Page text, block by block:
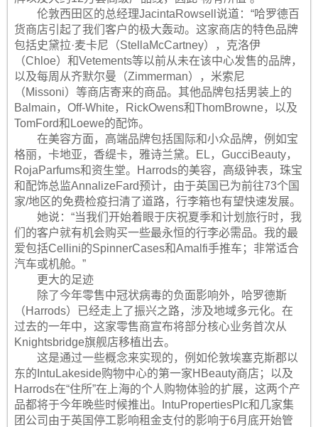
伦敦西田区的总经理JacintaRowsell说道：“哈罗德百
货商店引起了我们客户的极大轰动。这家商店的特色品牌
包括史黛拉·麦卡尼（StellaMcCartney），克洛伊
（Chloe）和Vetements等以前从未在该中心发售的品牌，
以及每周从齐默尔曼（Zimmerman），米索尼
（Missoni）等商店寄来的商品。其他品牌包括男装上的
Balmain，Off-White，RickOwens和ThomBrowne，以及
TomFord和Loewe的配饰。
在美容方面，高端品牌包括国际和小众品牌，例如宝
格丽，卡地亚，香缇卡，雅诗兰黛。EL，GucciBeauty，
RojaParfums和资生堂。Harrods的美容，高级钟表，珠宝
和配饰总监AnnalizeFard预计，由于英国已为前往73个国
家/地区的免费检疫扫清了道路，行李箱也有望快速发展。
她说：“当我们开始着眼于庆祝夏季和计划旅行时，我
们的客户就有机会购买一些最永恒的行李必需品。我的最
爱包括Cellini的SpinnerCases和Amalfi手推车；非常适合
汽车或机舱。”
更大的足迹
除了今年零售中冠状病毒的负面影响外，哈罗德斯
（Harrods）已经走上了振兴之路，涉及地域多元化。在
过去的一年中，这家零售商宣布将部分核心业务首次从
Knightsbridge旗舰店移植出去。
这是通过一些概念来实现的，例如伦敦埃塞克斯郡以
东的IntuLakeside购物中心的第一家HBeauty商店；以及
Harrods在“住所”在上海的个人购物体验的扩展，这两个产
品都将于今年晚些时候推出。IntuPropertiesPlc和几家集
团公司由于英国停工影响租金支付的影响于6月底开始管